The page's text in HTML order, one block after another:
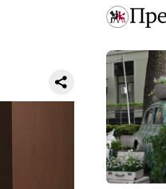
более